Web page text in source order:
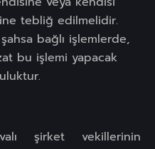
tebliğ edilmelidir.
bağlı işlemlerde,
bu işlemi yapacak
şirket vekillerinin